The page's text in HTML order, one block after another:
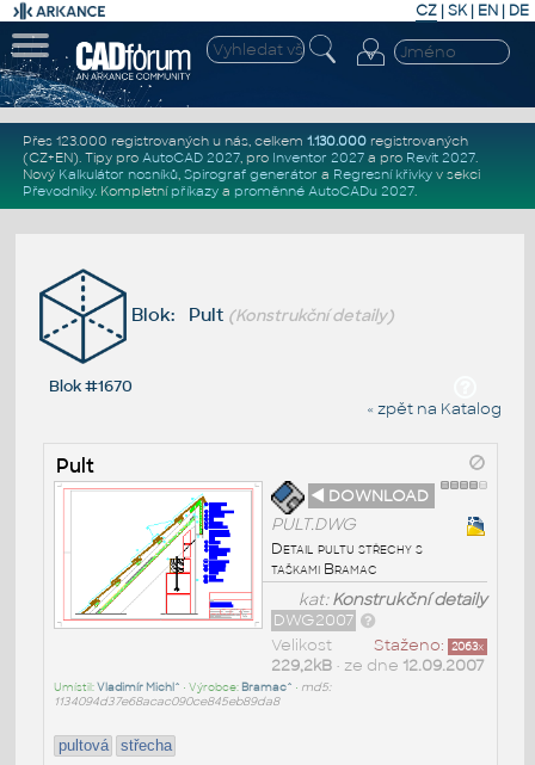
CZ | SK| EN | DE
Přes 123.000 registrovaných u nás, celkem 1.130.000registrovaných
(CZ+EN). Tipy pro AutoCAD 2027, pro Inventor 2027a pro Revit 2027.
Nový Kalkulátor nosníků, Spirograf generátor a Regresní křivkyv sekci
Převodníky. Kompletní příkazya proměnné AutoCADu 2027.
Blok: Pult (Konstrukční detaily)
Blok #1670
« zpět na Katalog
Pult
◄ DOWNLOAD
PULT.DWG
Detail pultu střechy s
taškami Bramac
kat:Konstrukční detaily
DWG2007
Staženo: 2063x
Velikost
229,2kB• ze dne 12.09.2007
Umístil:Vladimír Michl^ • Výrobce: Bramac^ • md5:
1134094d37e68acac090ce845eb89da8
pultová střecha